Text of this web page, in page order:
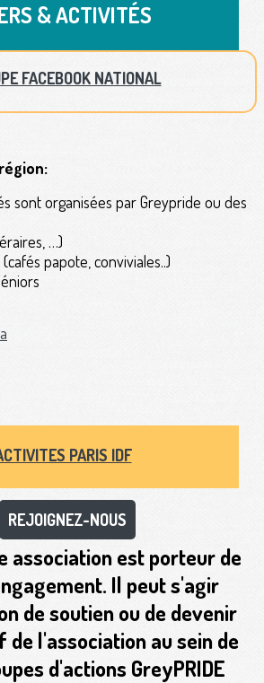
& ACTIVITÉS
FACEBOOK NATIONAL
sont organisées par Greypride ou des
…)
papote, conviviales..)
PARIS IDF
REJOIGNEZ-NOUS
association est porteur de
Il peut s'agir
de soutien ou de devenir
de l'association au sein de
d'actions GreyPRIDE